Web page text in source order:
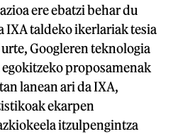
ere ebatzi behar du
IXA taldeko ikerlariak tesia
Googleren teknologia
proposamenak
lanean ari da IXA,
ekarpen
itzulpengintza